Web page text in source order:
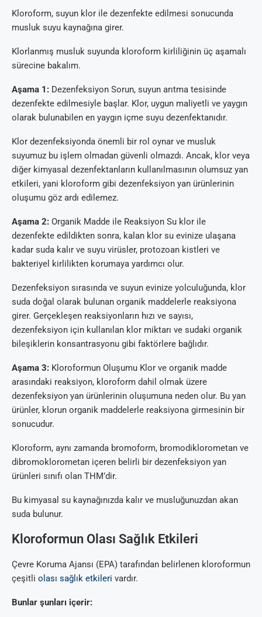
Kloroform, suyun klor ile dezenfekte edilmesi sonucunda
musluk suyu kaynağına girer.
Klorlanmış musluk suyunda kloroform kirliliğinin üç aşamalı
sürecine bakalım.
Aşama 1: Dezenfeksiyon Sorun, suyun arıtma tesisinde
dezenfekte edilmesiyle başlar. Klor, uygun maliyetli ve yaygın
olarak bulunabilen en yaygın içme suyu dezenfektanıdır.
Klor dezenfeksiyonda önemli bir rol oynar ve musluk
suyumuz bu işlem olmadan güvenli olmazdı. Ancak, klor veya
diğer kimyasal dezenfektanların kullanılmasının olumsuz yan
etkileri, yani kloroform gibi dezenfeksiyon yan ürünlerinin
oluşumu göz ardı edilemez.
Aşama 2: Organik Madde ile Reaksiyon Su klor ile
dezenfekte edildikten sonra, kalan klor su evinize ulaşana
kadar suda kalır ve suyu virüsler, protozoan kistleri ve
bakteriyel kirlilikten korumaya yardımcı olur.
Dezenfeksiyon sırasında ve suyun evinize yolculuğunda, klor
suda doğal olarak bulunan organik maddelerle reaksiyona
girer. Gerçekleşen reaksiyonların hızı ve sayısı,
dezenfeksiyon için kullanılan klor miktarı ve sudaki organik
bileşiklerin konsantrasyonu gibi faktörlere bağlıdır.
Aşama 3: Kloroformun Oluşumu Klor ve organik madde
arasındaki reaksiyon, kloroform dahil olmak üzere
dezenfeksiyon yan ürünlerinin oluşumuna neden olur. Bu yan
ürünler, klorun organik maddelerle reaksiyona girmesinin bir
sonucudur.
Kloroform, aynı zamanda bromoform, bromodiklorometan ve
dibromoklorometan içeren belirli bir dezenfeksiyon yan
ürünleri sınıfı olan THM’dir.
Bu kimyasal su kaynağınızda kalır ve musluğunuzdan akan
suda bulunur.
Kloroformun Olası Sağlık Etkileri
Çevre Koruma Ajansı (EPA) tarafından belirlenen kloroformun
çeşitli olası sağlık etkileri vardır.
Bunlar şunları içerir: